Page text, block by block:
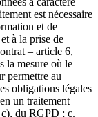
est nécessaire
et de
à la prise de
– article 6,
la mesure où le
permettre au
obligations légales
un traitement
du RGPD ; c.